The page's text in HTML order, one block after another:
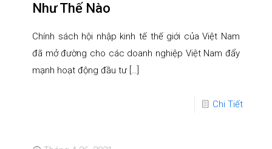
Như Thế Nào
Chính sách hội nhập kinh tế thế giới của Việt Nam
đã mở đường cho các doanh nghiệp Việt Nam đẩy
mạnh hoạt động đầu tư […]
Chi Tiết